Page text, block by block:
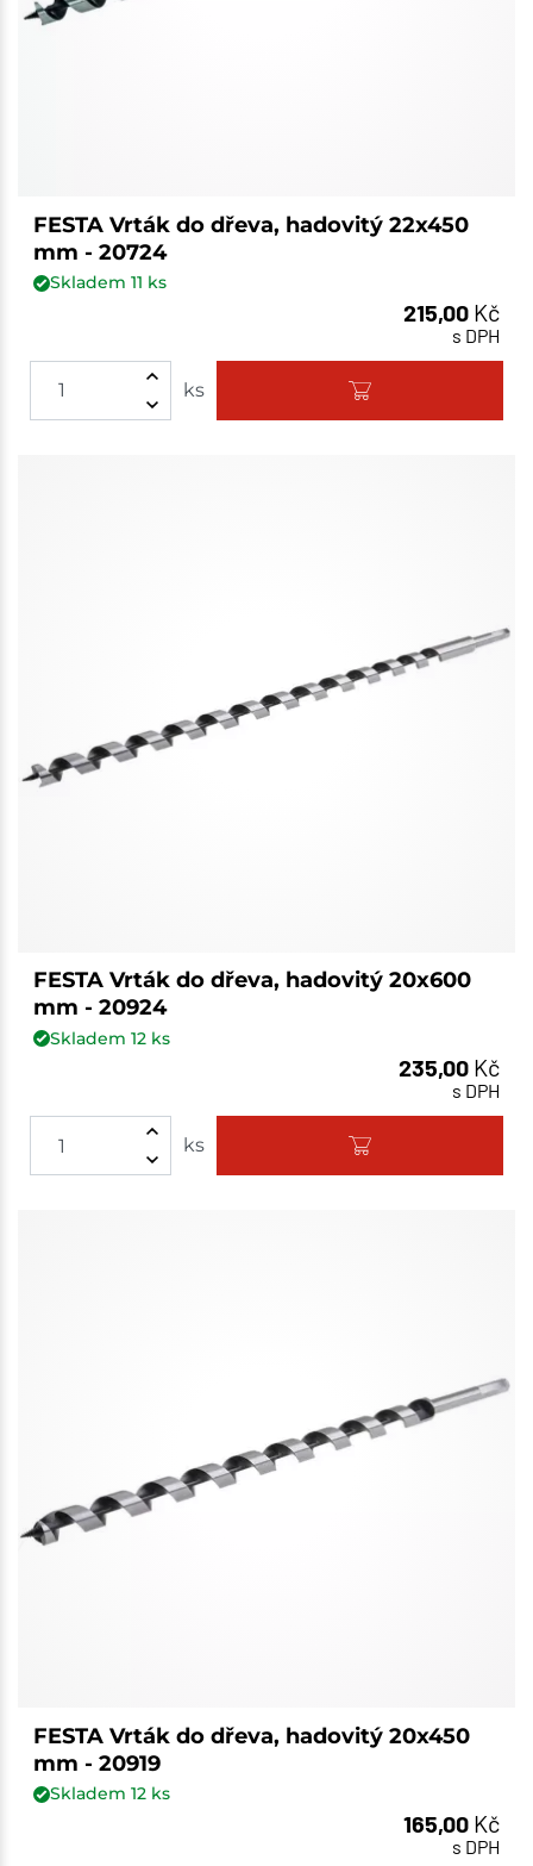
FESTA Vrták do dřeva, hadovitý 22x450
mm - 20724
Skladem 11 ks
215,00 Kč
s DPH
ks
FESTA Vrták do dřeva, hadovitý 20x600
mm - 20924
Skladem 12ks
235,00 Kč
s DPH
ks
FESTA Vrták do dřeva, hadovitý 20x450
mm - 20919
Skladem 12ks
165,00 Kč
s DPH